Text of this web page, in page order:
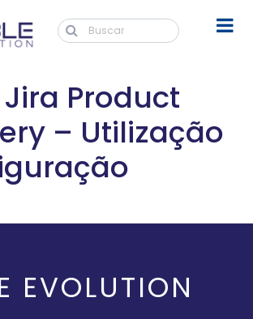
Product
– Utilização
EVOLUTION